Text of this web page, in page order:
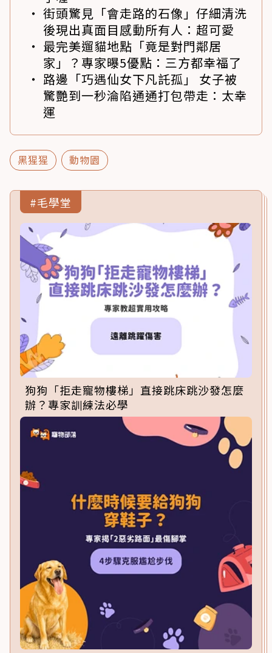
街頭驚見「會走路的石像」仔細清洗
後現出真面目感動所有人：超可愛
最完美遛貓地點「竟是對門鄰居
家」？專家曝5優點：三方都幸福了
路邊「巧遇仙女下凡託孤」 女子被
驚艷到一秒淪陷通通打包帶走：太幸
運
黑猩猩 動物園
#毛學堂
狗狗「拒走寵物樓梯」直接跳床跳沙發怎麼
辦？專家訓練法必學